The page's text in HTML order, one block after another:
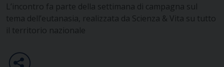
L’incontro fa parte della settimana di campagna sul
tema dell’eutanasia, realizzata da Scienza & Vita su tutto
il territorio nazionale